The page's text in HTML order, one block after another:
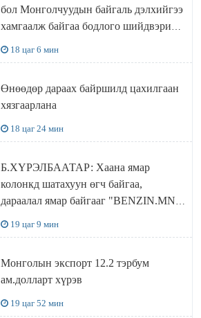
бол Монголчуудын байгаль дэлхийгээ
хамгаалж байгаа бодлого шийдвэрийг
18 цаг 6 мин
Өнөөдөр дараах байршилд цахилгаан
хязгаарлана
18 цаг 24 мин
Б.ХҮРЭЛБААТАР: Хаана ямар
колонкд шатахуун өгч байгаа,
дараалал ямар байгааг "BENZIN.MN”
19 цаг 9 мин
Монголын экспорт 12.2 тэрбум
ам.долларт хүрэв
19 цаг 52 мин